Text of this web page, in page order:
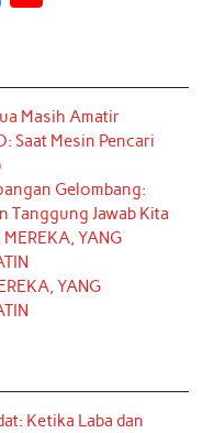
t
t
r
T
u
e
Masih Amatir
Saat Mesin Pencari
Gelombang:
Tanggung Jawab Kita
MEREKA, YANG
YANG
Ketika Laba dan